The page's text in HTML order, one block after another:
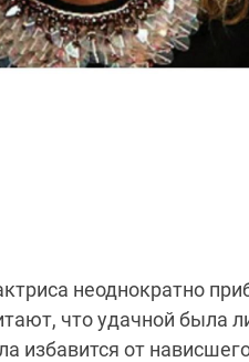
неоднократно
что удачной была
избавится от